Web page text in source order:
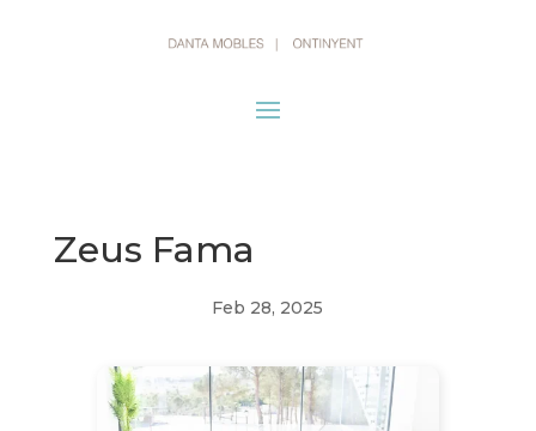
Zeus Fama
Feb 28, 2025